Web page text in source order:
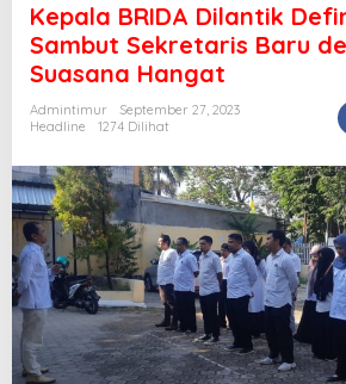
Kepala BRIDA Dilantik
Sambut Sekretaris Baru
Suasana Hangat
Admintimur
September 27, 2023
Headline
1274 Dilihat